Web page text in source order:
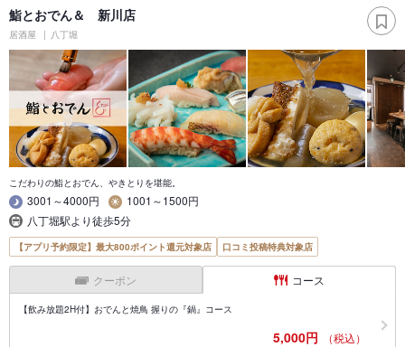
鮨とおでん＆ 新川店
居酒屋 八丁堀
こだわりの鮨とおでん、やきとりを堪能。
3001～4000円
1001～1500円
八丁堀駅より徒歩5分
【アプリ予約限定】最大800ポイント還元対象店 口コミ投稿特典対象店
クーポン コース
【飲み放題2H付】おでんと焼鳥 握りの『鍋』コース
5,000円 （税込）